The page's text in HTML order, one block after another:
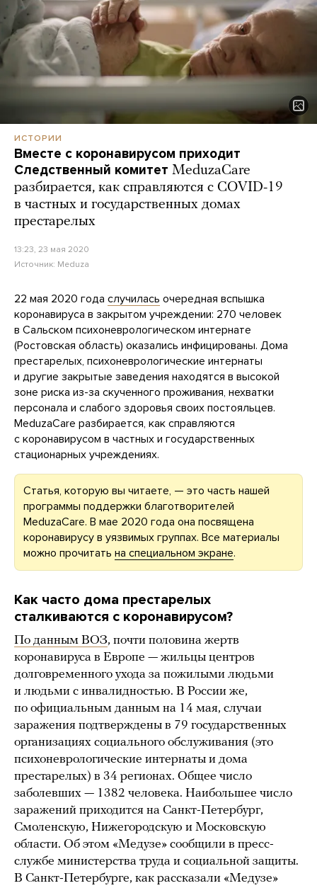
ИСТОРИИ
Вместе с коронавирусом приходит
Следственный комитет MeduzaCare
разбирается, как справляются с COVID-19
в частных и государственных домах
престарелых
13:23, 23 мая 2020
Источник: Meduza
22 мая 2020 года случилась очередная вспышка
коронавируса в закрытом учреждении: 270 человек
в Сальском психоневрологическом интернате
(Ростовская область) оказались инфицированы. Дома
престарелых, психоневрологические интернаты
и другие закрытые заведения находятся в высокой
зоне риска из-за скученного проживания, нехватки
персонала и слабого здоровья своих постояльцев.
MeduzaCare разбирается, как справляются
с коронавирусом в частных и государственных
стационарных учреждениях.
Статья, которую вы читаете, — это часть нашей
программы поддержки благотворителей
MeduzaCare. В мае 2020 года она посвящена
коронавирусу в уязвимых группах. Все материалы
можно прочитать на специальном экране.
Как часто дома престарелых
сталкиваются с коронавирусом?
По данным ВОЗ, почти половина жертв
коронавируса в Европе — жильцы центров
долговременного ухода за пожилыми людьми
и людьми с инвалидностью. В России же,
по официальным данным на 14 мая, случаи
заражения подтверждены в 79 государственных
организациях социального обслуживания (это
психоневрологические интернаты и дома
престарелых) в 34 регионах. Общее число
заболевших — 1382 человека. Наибольшее число
заражений приходится на Санкт-Петербург,
Смоленскую, Нижегородскую и Московскую
области. Об этом «Медузе» сообщили в пресс-
службе министерства труда и социальной защиты.
В Санкт-Петербурге, как рассказали «Медузе»